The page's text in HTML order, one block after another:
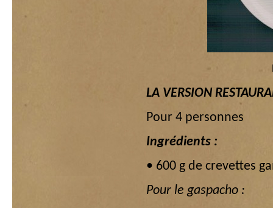
LA VERSION
Pour 4 personnes
Ingrédients :
• 600 g de crevettes
Pour le gaspacho :